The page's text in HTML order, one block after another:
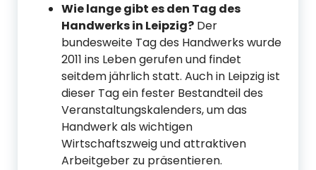
Wie lange gibt es den Tag des
Handwerks in Leipzig? Der
bundesweite Tag des Handwerks wurde
2011 ins Leben gerufen und findet
seitdem jährlich statt. Auch in Leipzig ist
dieser Tag ein fester Bestandteil des
Veranstaltungskalenders, um das
Handwerk als wichtigen
Wirtschaftszweig und attraktiven
Arbeitgeber zu präsentieren.